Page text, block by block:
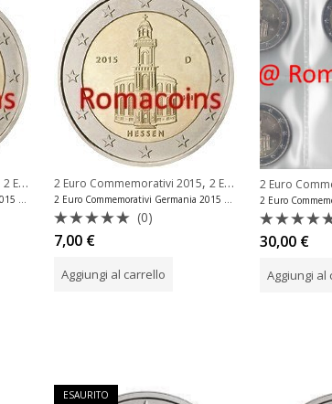
2 Euro Commemorativi Germania
2 Euro Commemorativi Germania 2015 Hessen Zecca G
2 Euro Commemorativi 2015, 2 Euro Commemorativi Germania
2 Euro Commemorativi Germania 2015 Hessen Zecca J
Valutato
0
5
(0)
7,00 €
Aggiungi al carrello
2 Euro
Valutato
0
5
30,00 €
Aggiungi al
ESAURITO